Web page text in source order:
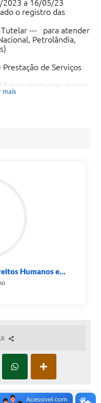
2023 a 16/05/23
o registro das
Tutelar --- para atender
Petrolândia,
de Serviços
dos Direitos da
mais
Humanos e...